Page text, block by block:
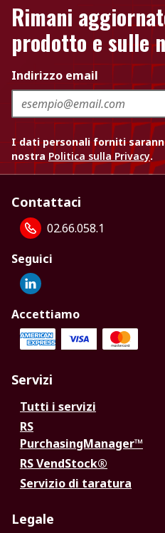
Rimani
prodotto e sulle
Indirizzo email
I dati personali forniti
nostra Politica sulla Privacy.
Contattaci
02.66.058.1
Seguici
Accettiamo
Servizi
Tutti i servizi
RS
PurchasingManager™
RS VendStock®
Servizio di taratura
Legale